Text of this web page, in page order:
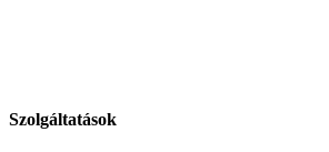
Szolgáltatások